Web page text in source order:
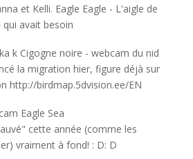
et Kelli. Eagle Eagle - L'aigle de
avait besoin
k Cigogne noire - webcam du nid
la migration hier, figure déjà sur
http://birdmap.5dvision.ee/EN
Eagle Sea
cette année (comme les
vraiment à fond! : D: D